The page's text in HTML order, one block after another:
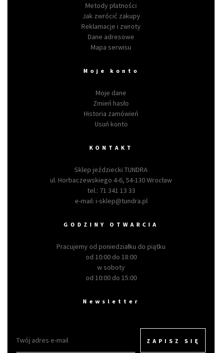
Metody płatności
Jak zwrócić zakupy
Reklamacje i zwroty
Dane adresowe
Mapa serwisu
Moje konto
Moje dane
Zmień hasło
Historia zamówień
Usuń konto
KONTAKT
Sklep jeździecki TUNDRA
ul. Horbaczewskiego 4-6, 54-130 Wrocław
tel.: 71 341 13 33
e-mail: i-sklep@tundra.pl
GODZINY OTWARCIA
Pracujemy od poniedziałku do piątku
od 10:00 do 18:00
w soboty
od 10:00 do 15:00
Newsletter
ZAPISZ SIĘ